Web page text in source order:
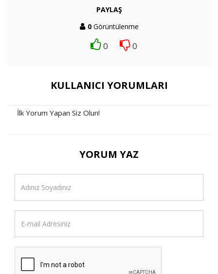
PAYLAŞ
0Görüntülenme
0 0
KULLANICI YORUMLARI
İlk Yorum Yapan Siz Olun!
YORUM YAZ